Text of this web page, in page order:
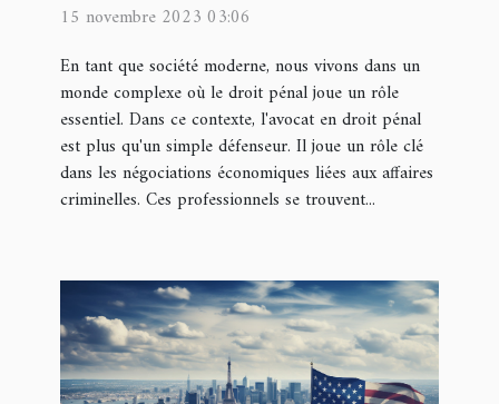
affaires criminelles
15 novembre 2023 03:06
En tant que société moderne, nous vivons dans un
monde complexe où le droit pénal joue un rôle
essentiel. Dans ce contexte, l'avocat en droit pénal
est plus qu'un simple défenseur. Il joue un rôle clé
dans les négociations économiques liées aux affaires
criminelles. Ces professionnels se trouvent...